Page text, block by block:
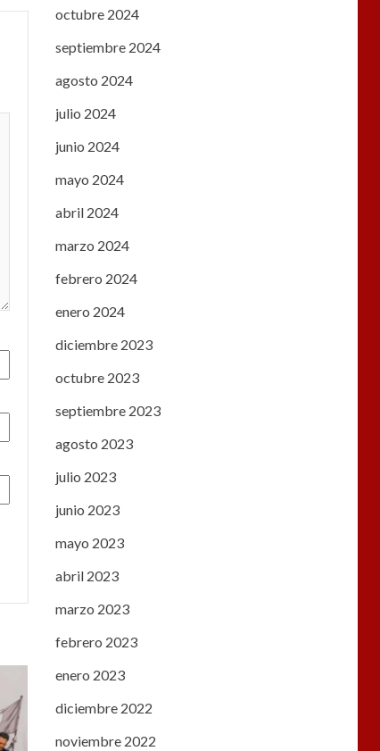
octubre 2024
septiembre 2024
agosto 2024
julio 2024
junio 2024
mayo 2024
abril 2024
marzo 2024
febrero 2024
enero 2024
diciembre 2023
octubre 2023
septiembre 2023
agosto 2023
julio 2023
junio 2023
mayo 2023
abril 2023
marzo 2023
febrero 2023
enero 2023
diciembre 2022
noviembre 2022